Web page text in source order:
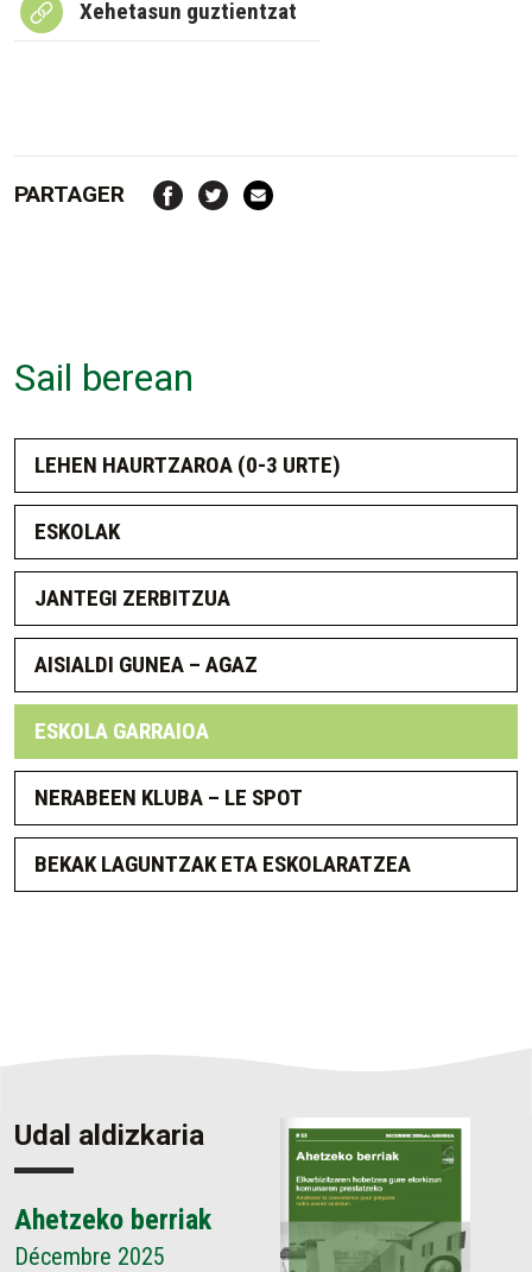
Xehetasun guztientzat
PARTAGER
Sail berean
LEHEN HAURTZAROA (0-3 URTE)
ESKOLAK
JANTEGI ZERBITZUA
AISIALDI GUNEA – AGAZ
ESKOLA GARRAIOA
NERABEEN KLUBA – LE SPOT
BEKAK LAGUNTZAK ETA ESKOLARATZEA
Udal aldizkaria
Ahetzeko berriak
Décembre 2025